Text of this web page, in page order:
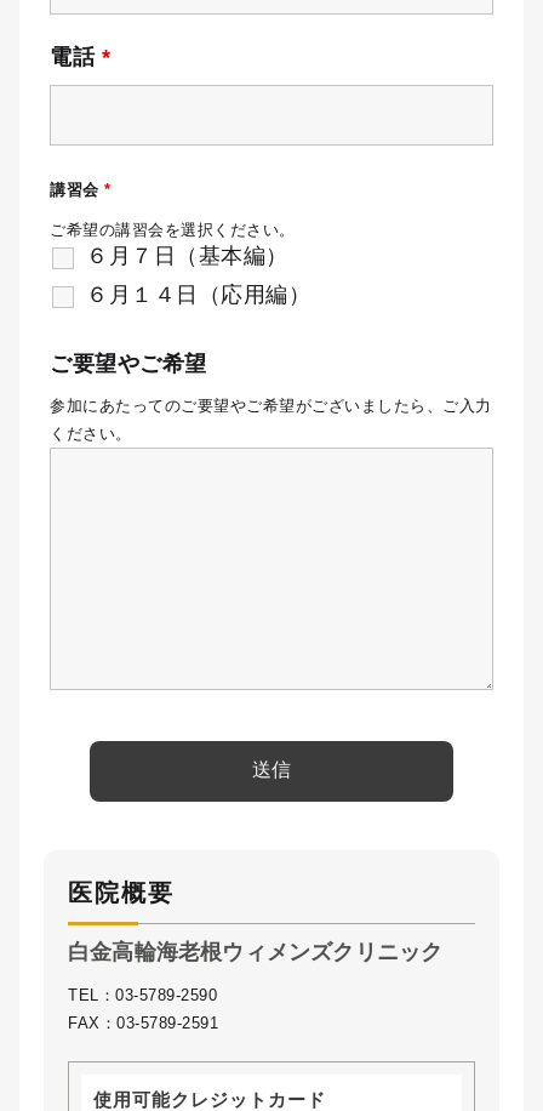
電話 *
講習会 *
６月７日（基本編）
６月１４日（応用編）
ご希望の講習会を選択ください。
ご要望やご希望
参加にあたってのご要望やご希望がございましたら、ご入力
ください。
医院概要
白金高輪海老根ウィメンズクリニック
TEL：03-5789-2590
FAX：03-5789-2591
使用可能クレジットカード